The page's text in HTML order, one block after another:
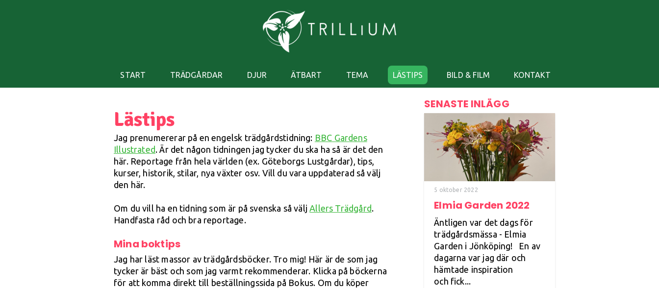
START TRÄDGÅRDAR DJUR ÄTBART TEMA LÄSTIPS BILD & FILM KONTAKT
Lästips
Jag prenumererar på en engelsk trädgårdstidning: BBC Gardens
Illustrated. Är det någon tidningen jag tycker du ska ha så är det den
här. Reportage från hela världen (ex. Göteborgs Lustgårdar), tips,
kurser, historik, stilar, nya växter osv. Vill du vara uppdaterad så välj
den här.
Om du vill ha en tidning som är på svenska så välj Allers Trädgård.
Handfasta råd och bra reportage.
Mina boktips
Jag har läst massor av trädgårdsböcker. Tro mig! Här är de som jag
tycker är bäst och som jag varmt rekommenderar. Klicka på böckerna
för att komma direkt till beställningssida på Bokus. Om du köper
SENASTE INLÄGG
5 oktober 2022
Elmia Garden 2022
Äntligen var det dags för
trädgårdsmässa - Elmia
Garden i Jönköping! En av
dagarna var jag där och
hämtade inspiration
och fick...